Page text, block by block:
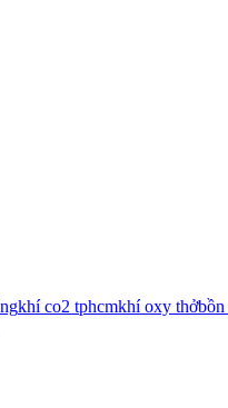
khí co2 tphcmkhí oxy thở